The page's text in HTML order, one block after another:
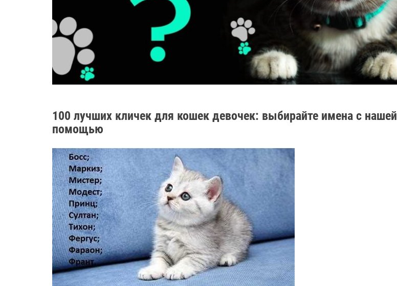
100 лучших кличек для кошек девочек: выбирайте имена с нашей
помощью